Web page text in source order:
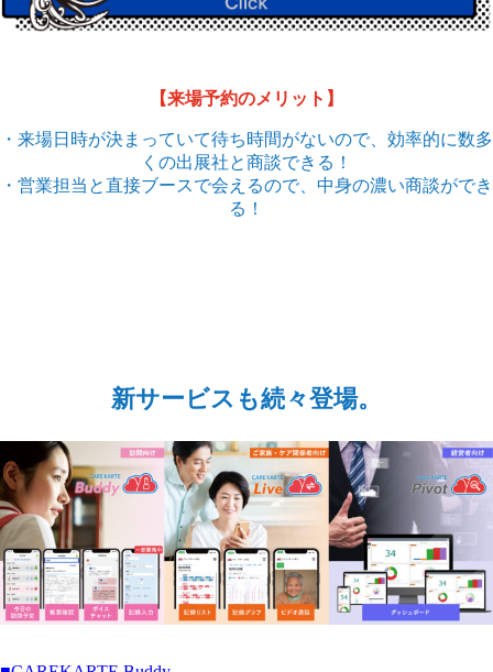
【来場予約のメリット】
・来場日時が決まっていて待ち時間がないので、効率的に数多
くの出展社と商談できる！
・営業担当と直接ブースで会えるので、中身の濃い商談ができ
る！
新サービスも続々登場。